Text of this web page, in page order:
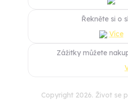
Řekněte si o
Více
Zážitky můžete
Copyright 2026. Život se